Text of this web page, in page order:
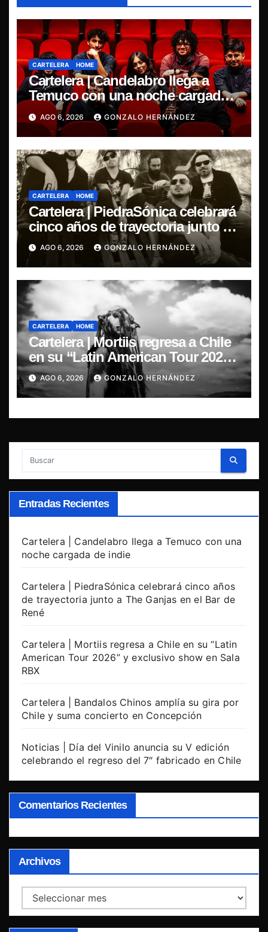
CARTELERA HOME
Cartelera | Candelabro llega a
Temuco con una noche cargada
de indie
AGO 6, 2026 GONZALO HERNÁNDEZ
CARTELERA HOME
Cartelera | PiedraSónica celebrará
cinco años de trayectoria junto a
The Ganjas en el Bar de René
AGO 6, 2026 GONZALO HERNÁNDEZ
CARTELERA HOME
Cartelera | Mortiis regresa a Chile
en su “Latin American Tour 2026”
y exclusivo show en Sala RBX
AGO 6, 2026 GONZALO HERNÁNDEZ
Entradas Recientes
Cartelera | Candelabro llega a Temuco con una
noche cargada de indie
Cartelera | PiedraSónica celebrará cinco años
de trayectoria junto a The Ganjas en el Bar de
René
Cartelera | Mortiis regresa a Chile en su “Latin
American Tour 2026” y exclusivo show en Sala
RBX
Cartelera | Bandalos Chinos amplía su gira por
Chile y suma concierto en Concepción
Noticias | Día del Vinilo anuncia su V edición
celebrando el regreso del 7″ fabricado en Chile
Comentarios Recientes
Archivos
Archivos